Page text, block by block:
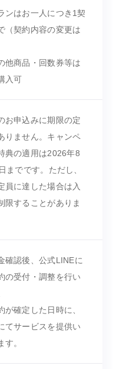
ンはお一人につき1契
（契約内容の変更は
他商品・回数券等は
入可
お申込みに期限の定
りません。キャンペ
典の適用は2026年8
までです。ただし、
員に達した場合は入
限することがありま
確認後、公式LINEに
の受付・調整を行い
が確定した日時に、
てサービスを提供い
す。